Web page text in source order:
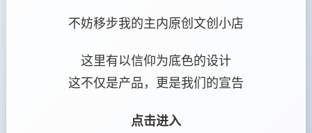
不妨移步我的主内原创文创小店
这里有以信仰为底色的设计
这不仅是产品，更是我们的宣告
点击进入